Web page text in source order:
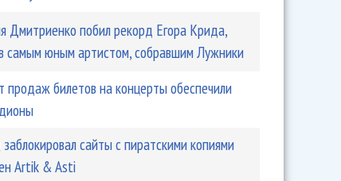
Дмитриенко побил рекорд Егора Крида,
самым юным артистом, собравшим Лужники
продаж билетов на концерты обеспечили
сайты с пиратскими копиями
Artik & Asti